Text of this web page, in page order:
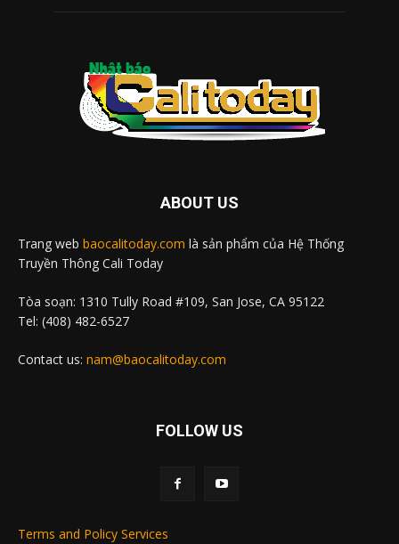
ABOUT US
Trang web baocalitoday.com là sản phẩm của Hệ Thống
Truyền Thông Cali Today
Tòa soạn: 1310 Tully Road #109, San Jose, CA 95122
Tel: (408) 482-6527
Contact us: nam@baocalitoday.com
FOLLOW US
Terms and Policy Services